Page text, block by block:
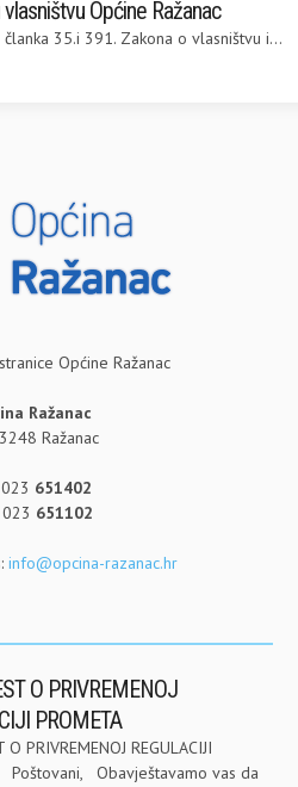
Općine Ražanac
35.i 391. Zakona o vlasništvu i...
Općine Ražanac
Ražanac
Ražanac
651402
651102
info@opcina-razanac.hr
O PRIVREMENOJ
PROMETA
O PRIVREMENOJ REGULACIJI
Poštovani, Obavještavamo vas da